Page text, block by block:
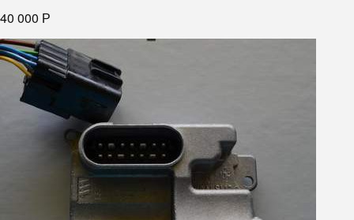
40 000 Р